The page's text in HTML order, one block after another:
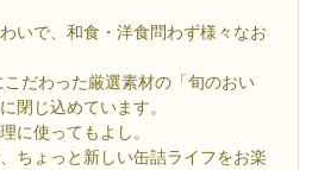
いで、和食・洋食問わず様々なお
だわった厳選素材の「旬のおい
閉じ込めています。
に使ってもよし。
ちょっと新しい缶詰ライフをお楽